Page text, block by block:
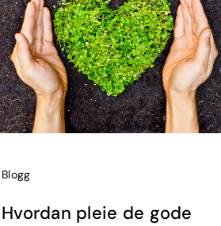
Blogg
Hvordan pleie de gode